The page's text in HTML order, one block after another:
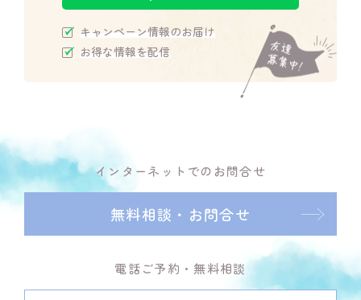
キャンペーン情報のお届け
お得な情報を配信
インターネットでのお問合せ
無料相談・お問合せ
電話ご予約・無料相談